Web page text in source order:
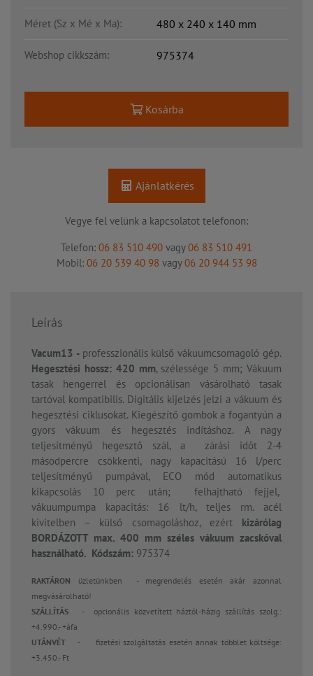
Méret (Sz x Mé x Ma): 480 x 240 x 140 mm
Webshop cikkszám: 975374
Kosárba
Ajánlatkérés
Vegye fel velünk a kapcsolatot telefonon:
Telefon: 06 83 510 490 vagy06 83 510 491
Mobil: 06 20 539 40 98 vagy06 20 944 53 98
Leírás
Vacum13 - professzionális külső vákuumcsomagoló gép.
Hegesztési hossz: 420 mm, szélessége 5 mm; Vákuum
tasak hengerrel és opcionálisan vásárolható tasak
tartóval kompatibilis. Digitális kijelzés jelzi a vákuum és
hegesztési ciklusokat. Kiegészítő gombok a fogantyún a
gyors vákuum és hegesztés indításhoz. A nagy
teljesítményű hegesztő szál, a zárási időt 2-4
másodpercre csökkenti, nagy kapacitású 16 l/perc
teljesítményű pumpával, ECO mód automatikus
kikapcsolás 10 perc után; felhajtható fejjel,
vákuumpumpa kapacitás: 16 lt/h, teljes rm. acél
kivitelben – külső csomagoláshoz, ezért kizárólag
BORDÁZOTT max. 400 mm széles vákuum zacskóval
használható. Kódszám: 975374
RAKTÁRON üzletünkben - megrendelés esetén akár azonnal
megvásárolható!
SZÁLLÍTÁS - opcionális közvetített háztól-házig szállítás szolg.:
+4.990.- +áfa
UTÁNVÉT - fizetési szolgáltatás esetén annak többlet költsége:
+3.450.- Ft